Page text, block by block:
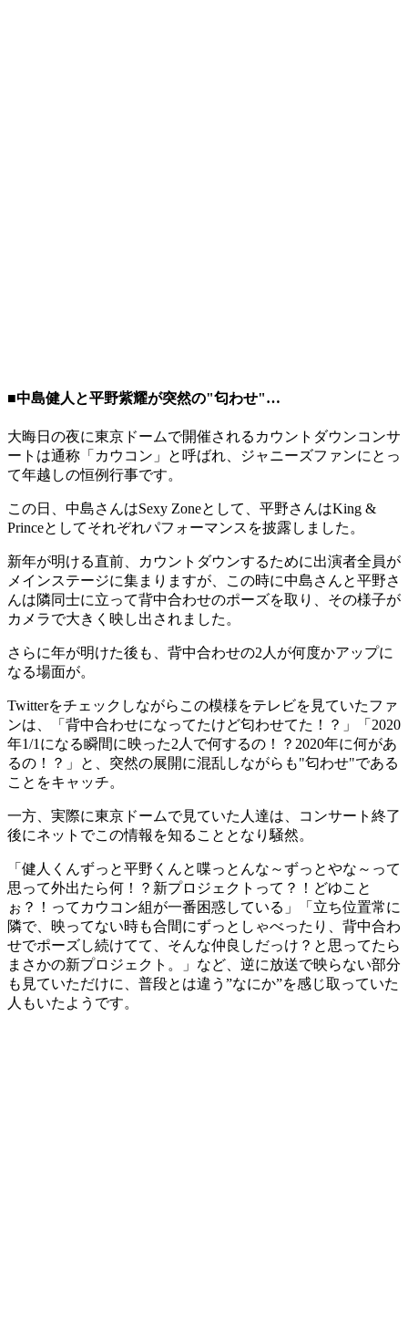
■中島健人と平野紫耀が突然の"匂わせ"…
大晦日の夜に東京ドームで開催されるカウントダウンコンサ
ートは通称「カウコン」と呼ばれ、ジャニーズファンにとっ
て年越しの恒例行事です。
この日、中島さんはSexy Zoneとして、平野さんはKing &
Princeとしてそれぞれパフォーマンスを披露しました。
新年が明ける直前、カウントダウンするために出演者全員が
メインステージに集まりますが、この時に中島さんと平野さ
んは隣同士に立って背中合わせのポーズを取り、その様子が
カメラで大きく映し出されました。
さらに年が明けた後も、背中合わせの2人が何度かアップに
なる場面が。
Twitterをチェックしながらこの模様をテレビを見ていたファ
ンは、「背中合わせになってたけど匂わせてた！？」「2020
年1/1になる瞬間に映った2人で何するの！？2020年に何があ
るの！？」と、突然の展開に混乱しながらも"匂わせ"である
ことをキャッチ。
一方、実際に東京ドームで見ていた人達は、コンサート終了
後にネットでこの情報を知ることとなり騒然。
「健人くんずっと平野くんと喋っとんな～ずっとやな～って
思って外出たら何！？新プロジェクトって？！どゆこと
ぉ？！ってカウコン組が一番困惑している」「立ち位置常に
隣で、映ってない時も合間にずっとしゃべったり、背中合わ
せでポーズし続けてて、そんな仲良しだっけ？と思ってたら
まさかの新プロジェクト。」など、逆に放送で映らない部分
も見ていただけに、普段とは違う”なにか”を感じ取っていた
人もいたようです。